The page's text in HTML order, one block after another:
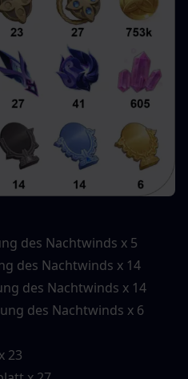
des Nachtwinds x 5
des Nachtwinds x 14
des Nachtwinds x 14
des Nachtwinds x 6
23